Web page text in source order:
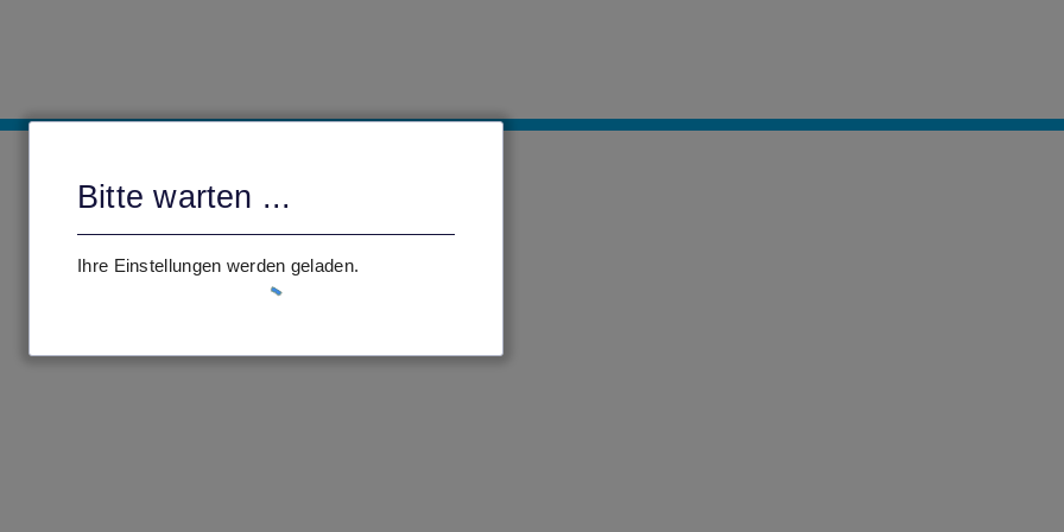
Bitte warten ...
Ihre Einstellungen werden geladen.